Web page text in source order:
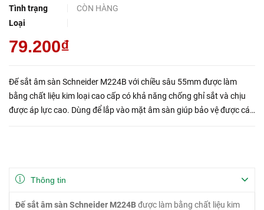
Tình trạng
CÒN HÀNG
Loại
79.200₫
Đế sắt âm sàn Schneider M224B với chiều sâu 55mm được làm
bằng chất liệu kim loại cao cấp có khả năng chống ghỉ sắt và chịu
được áp lực cao. Dùng để lắp vào mặt âm sàn giúp bảo vệ được các
Thông tin
Đế sắt âm sàn Schneider M224Bđược làm bằng chất liệu kim